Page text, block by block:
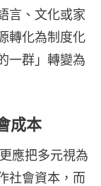
言、文化或家
轉化為制度化
一群」轉變為
成本
應把多元視為
社會資本，而